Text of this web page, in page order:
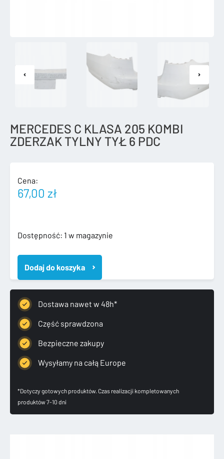
MERCEDES C KLASA 205 KOMBI
ZDERZAK TYLNY TYŁ 6 PDC
Cena:
67,00 zł
Dostępność: 1 w magazynie
ilość
C
KLASA
205
KOMBI
ZDERZAK
TYLNY
TYŁ
PDC
Dodaj do koszyka
Dostawa nawet w 48h*
Część sprawdzona
Bezpieczne zakupy
Wysyłamy na całą Europe
*Dotyczy gotowych produktów. Czas realizacji kompletowanych
produktów 7-10 dni